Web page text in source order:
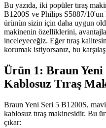
Bu yazıda, iki popüler tıraş
B1200S ve Philips S5887/10'un
ürünün sizin için daha uygun
makinenin özelliklerini,
inceleyeceğiz. Eğer tıraş
korumak istiyorsanız, bu
Ürün 1: Braun Yeni
Kablosuz Tıraş
Braun Yeni Seri 5 B1200S,
kablosuz tıraş makinesidir. Bu
çıkar: